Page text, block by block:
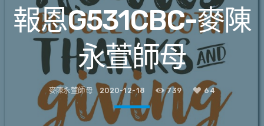
報恩G531CBC-麥陳
永萱師母
麥陳永萱師母 2020-12-18 739 64